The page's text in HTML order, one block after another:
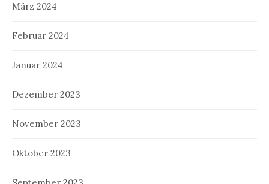
März 2024
Februar 2024
Januar 2024
Dezember 2023
November 2023
Oktober 2023